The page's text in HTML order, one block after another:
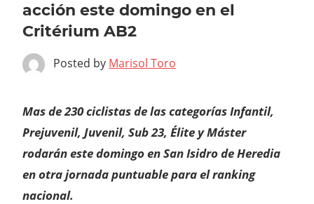
acción este domingo en el
Critérium AB2
Posted by Marisol Toro
Mas de 230 ciclistas de las categorías Infantil,
Prejuvenil, Juvenil, Sub 23, Élite y Máster
rodarán este domingo en San Isidro de Heredia
en otra jornada puntuable para el ranking
nacional.